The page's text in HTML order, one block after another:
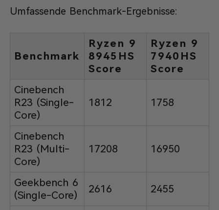
Umfassende Benchmark-Ergebnisse:
Benchmark
Ryzen 9
8945HS
Score
Ryzen 9
7940HS
Score
Cinebench
R23 (Single-
Core)
1812 1758
Cinebench
R23 (Multi-
Core)
17208 16950
Geekbench 6
(Single-Core)
2616 2455